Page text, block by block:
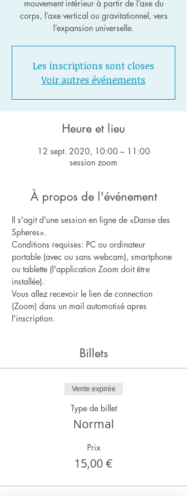
mouvement intérieur à partir de l’axe du
corps, l’axe vertical ou gravitationnel, vers
l’expansion universelle.
Les inscriptions sont closes
Voir autres événements
Heure et lieu
12 sept. 2020, 10:00 – 11:00
session zoom
À propos de l'événement
Il s'agit d'une session en ligne de «Danse des
Spheres».
Conditions requises: PC ou ordinateur
portable (avec ou sans webcam), smartphone
ou tablette (l'application Zoom doit être
installée).
Vous allez recevoir le lien de connection
(Zoom) dans un mail automotisé apres
l'inscription.
Billets
Vente expirée
Type de billet
Normal
Prix
15,00 €